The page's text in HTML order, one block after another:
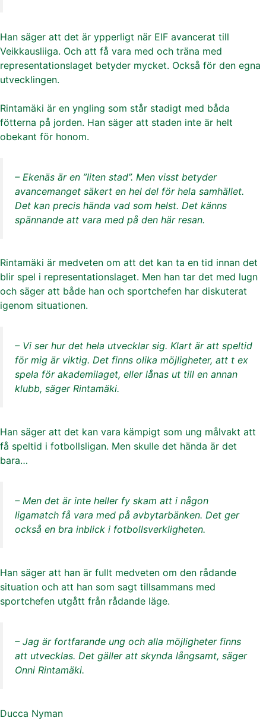
Han säger att det är ypperligt när EIF avancerat till
Veikkausliiga. Och att få vara med och träna med
representationslaget betyder mycket. Också för den egna
utvecklingen.
Rintamäki är en yngling som står stadigt med båda
fötterna på jorden. Han säger att staden inte är helt
obekant för honom.
– Ekenäs är en ”liten stad”. Men visst betyder
avancemanget säkert en hel del för hela samhället.
Det kan precis hända vad som helst. Det känns
spännande att vara med på den här resan.
Rintamäki är medveten om att det kan ta en tid innan det
blir spel i representationslaget. Men han tar det med lugn
och säger att både han och sportchefen har diskuterat
igenom situationen.
– Vi ser hur det hela utvecklar sig. Klart är att speltid
för mig är viktig. Det finns olika möjligheter, att t ex
spela för akademilaget, eller lånas ut till en annan
klubb, säger Rintamäki.
Han säger att det kan vara kämpigt som ung målvakt att
få speltid i fotbollsligan. Men skulle det hända är det
bara…
– Men det är inte heller fy skam att i någon
ligamatch få vara med på avbytarbänken. Det ger
också en bra inblick i fotbollsverkligheten.
Han säger att han är fullt medveten om den rådande
situation och att han som sagt tillsammans med
sportchefen utgått från rådande läge.
– Jag är fortfarande ung och alla möjligheter finns
att utvecklas. Det gäller att skynda långsamt, säger
Onni Rintamäki.
Ducca Nyman